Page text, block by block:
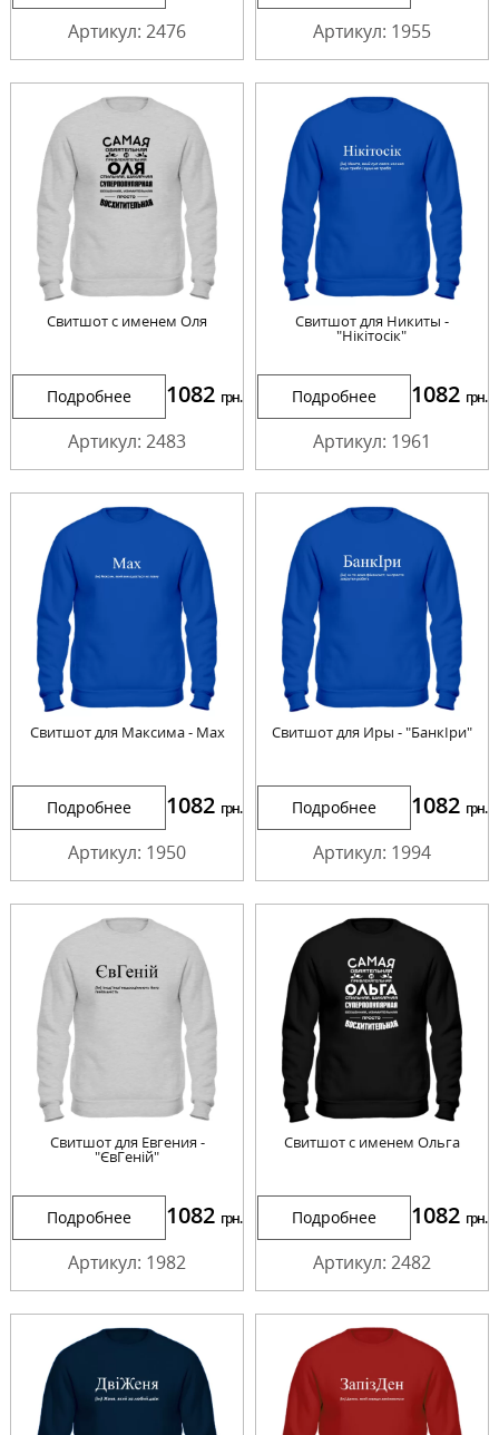
Артикул: 2476 Артикул: 1955
Свитшот с именем Оля
Подробнее 1082 грн.
Артикул: 2483
Свитшот для Никиты -
"Нікітосік"
Подробнее 1082 грн.
Артикул: 1961
Свитшот для Максима - Мах
Подробнее 1082 грн.
Артикул: 1950
Свитшот для Иры - "БанкІри"
Подробнее 1082 грн.
Артикул: 1994
Свитшот для Евгения -
"ЄвГеній"
Подробнее 1082 грн.
Артикул: 1982
Свитшот с именем Ольга
Подробнее 1082 грн.
Артикул: 2482